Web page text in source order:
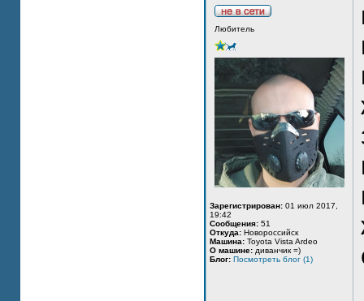
Любитель
Зарегистрирован: 01 июл 2017,
19:42
Сообщения: 51
Откуда: Новороссийск
Машина: Toyota Vista Ardeo
О машине: диванчик =)
Блог: Посмотреть блог (1)